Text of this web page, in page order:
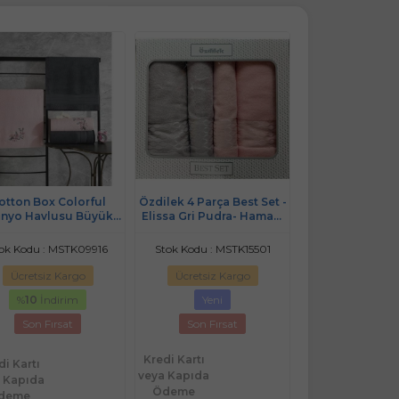
Box Colorful
Havlusu Büyük
Seti-Antrasit Pembe
Kodu : MSTK09916
Ücretsiz Kargo
%10 İndirim
Son Fırsat
Kartı
Özdilek 4 Parça Best Set -
Elissa Gri Pudra- Hamam
Stok Kodu : MSTK15501
Ücretsiz Kargo
Yeni
Son Fırsat
Kredi Kartı
veya Kapıda
Ödeme